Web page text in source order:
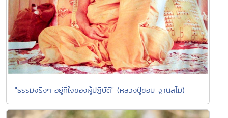
"ธรรมจริงๆ อยู่ที่ใจของผู้ปฎิบัติ" (หลวงปู่ชอบ ฐานสโม)